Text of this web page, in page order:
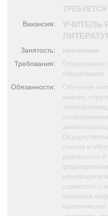
Обучение
Товары
Я -
ТРЕБУЕТСЯ
Вакансия:
УЧИТЕЛЬ
Занятость:
постоянно
Требования:
образование.
Обязанности:
Обучение
анализ,
поиска и
реальности
совместно с
языковой